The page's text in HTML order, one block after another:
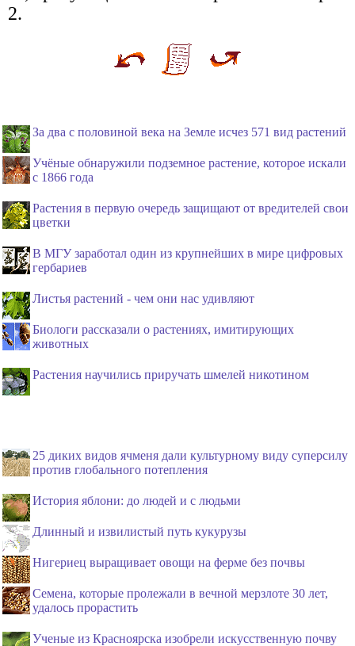
2.
За два с половиной века на Земле исчез 571 вид растений
Учёные обнаружили подземное растение, которое искали
с 1866 года
Растения в первую очередь защищают от вредителей свои
цветки
В МГУ заработал один из крупнейших в мире цифровых
гербариев
Листья растений - чем они нас удивляют
Биологи рассказали о растениях, имитирующих
животных
Растения научились приручать шмелей никотином
25 диких видов ячменя дали культурному виду суперсилу
против глобального потепления
История яблони: до людей и с людьми
Длинный и извилистый путь кукурузы
Нигериец выращивает овощи на ферме без почвы
Семена, которые пролежали в вечной мерзлоте 30 лет,
удалось прорастить
Ученые из Красноярска изобрели искусственную почву